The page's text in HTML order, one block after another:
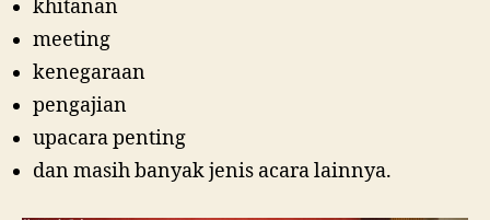
khitanan
meeting
kenegaraan
pengajian
upacara penting
dan masih banyak jenis acara lainnya.